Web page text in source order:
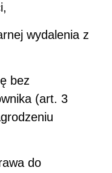
wydalenia z
bez
(art. 3
do